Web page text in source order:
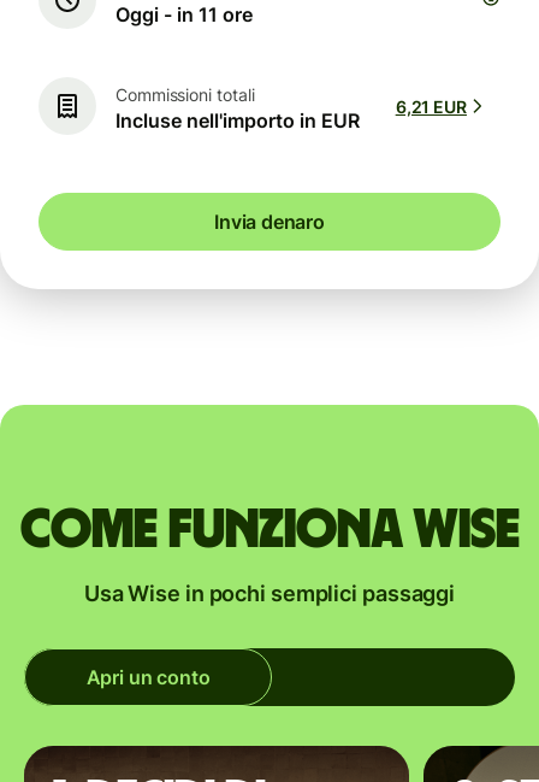
Oggi - in 11 ore
Commissioni totali
Incluse nell'importo in EUR
6,21 EUR
Invia denaro
Come funziona Wise
Usa Wise in pochi semplici passaggi
Apri un conto